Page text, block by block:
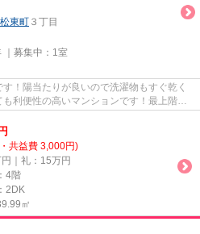
東町 ３丁目
募集中： 1室
！陽当たりが良いので洗濯物もすぐ乾く
利便性の高いマンションです！最上階は
円
共益費 3,000円)
｜礼：15万円
4階
2DK
㎡